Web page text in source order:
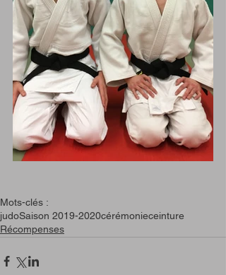
Mots-clés :
judoSaison 2019-2020cérémonieceinture
Récompenses